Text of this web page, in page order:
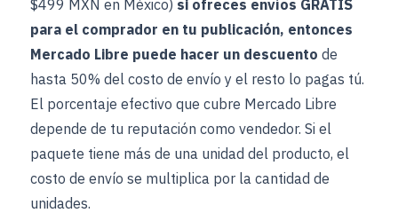
$499 MXN en México) si ofreces envíos GRATIS
para el comprador en tu publicación, entonces
Mercado Libre puede hacer un descuento de
hasta 50% del costo de envío y el resto lo pagas tú.
El porcentaje efectivo que cubre Mercado Libre
depende de tu reputación como vendedor. Si el
paquete tiene más de una unidad del producto, el
costo de envío se multiplica por la cantidad de
unidades.